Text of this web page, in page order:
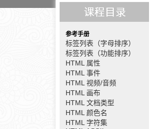
参考手册
标签列表（字母排序）
标签列表（功能排序）
HTML 属性
HTML 事件
HTML 视频/音频
HTML 画布
HTML 文档类型
HTML 颜色名
HTML 字符集